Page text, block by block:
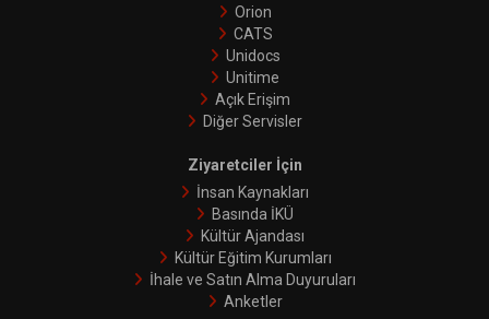
Orion
CATS
Unidocs
Unitime
Açık Erişim
Diğer Servisler
Ziyaretciler İçin
İnsan Kaynakları
Basında İKÜ
Kültür Ajandası
Kültür Eğitim Kurumları
İhale ve Satın Alma Duyuruları
Anketler